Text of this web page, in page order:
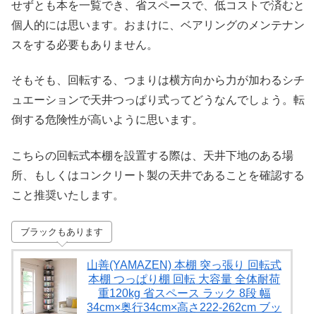
せずとも本を一覧でき、省スペースで、低コストで済むと
個人的には思います。おまけに、ベアリングのメンテナン
スをする必要もありません。
そもそも、回転する、つまりは横方向から力が加わるシチ
ュエーションで天井つっぱり式ってどうなんでしょう。転
倒する危険性が高いように思います。
こちらの回転式本棚を設置する際は、天井下地のある場
所、もしくはコンクリート製の天井であることを確認する
こと推奨いたします。
ブラックもあります
山善(YAMAZEN) 本棚 突っ張り 回転式
本棚 つっぱり棚 回転 大容量 全体耐荷
重120kg 省スペース ラック 8段 幅
34cm×奥行34cm×高さ222-262cm ブッ